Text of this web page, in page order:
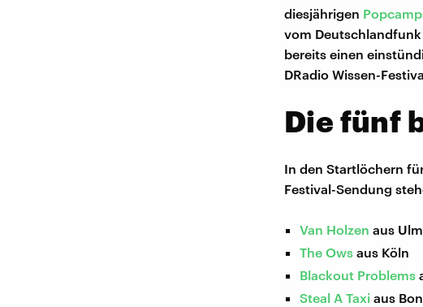
diesjährigen
vom
bereits einen
DRadio Wissen-
Die fünf
In den Startlöchern
Festival-Sendung
Van Holzen aus Ulm
The Ows aus Köln
Blackout Problems
Steal A Taxi aus